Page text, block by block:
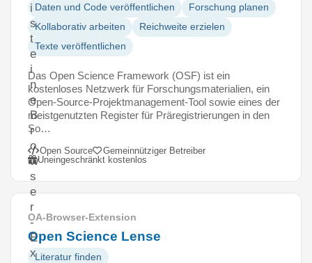
i
s
t
e
i
n
e
B
r
o
w
s
e
r
-
E
x
Daten und Code veröffentlichen
Forschung planen
Kollaborativ arbeiten
Reichweite erzielen
Texte veröffentlichen
Das Open Science Framework (OSF) ist ein
kostenloses Netzwerk für Forschungsmaterialien, ein
Open-Source-Projektmanagement-Tool sowie eines der
meistgenutzten Register für Präregistrierungen in den
So…
Open Source
Gemeinnütziger Betreiber
Uneingeschränkt kostenlos
OA-Browser-Extension
Open Science Lense
Literatur finden